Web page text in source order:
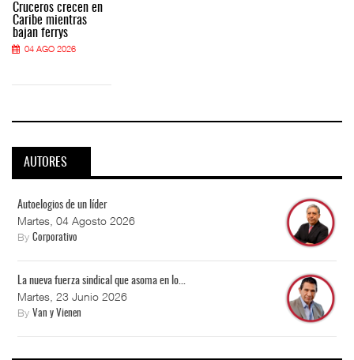
Cruceros crecen en
Caribe mientras
bajan ferrys
04 AGO 2026
AUTORES
Autoelogios de un líder
Martes, 04 Agosto 2026
By Corporativo
La nueva fuerza sindical que asoma en lo...
Martes, 23 Junio 2026
By Van y Vienen